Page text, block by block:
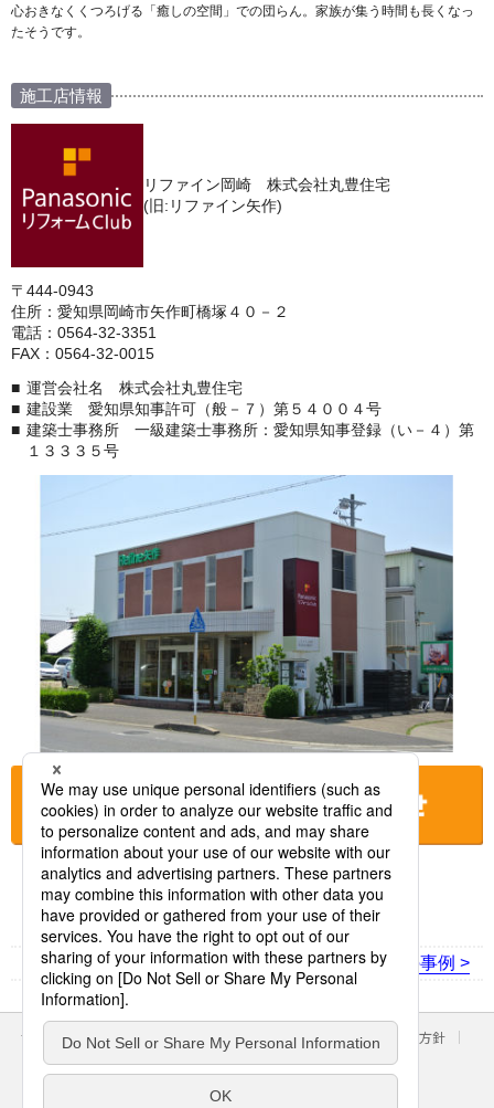
心おきなくくつろげる「癒しの空間」での団らん。家族が集う時間も長くなっ
たそうです。
施工店情報
リファイン岡崎 株式会社丸豊住宅
(旧:リファイン矢作)
〒444-0943
住所：愛知県岡崎市矢作町橋塚４０－２
電話：0564-32-3351
FAX：0564-32-0015
運営会社名 株式会社丸豊住宅
建設業 愛知県知事許可（般－７）第５４００４号
建築士事務所 一級建築士事務所：愛知県知事登録（い－４）第
１３３３５号
お店に電話をする
< 前の事例 次の事例 >
サイトのご利用にあたって クッキーポリシー
個人情報保護方針
パナソニック ホールディングス
Area/Country